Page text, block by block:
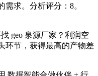
求。分析评分：8。
geo 泉源厂家？利润空
环节，获得最高的产物差